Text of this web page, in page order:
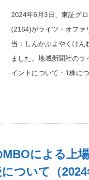
2024年6月3日、東証グ
(2164)がライツ・オファ
当：しんかぶよやくけん
ました。地域新聞社の
イントについて・1株に
による上
ついて（2024